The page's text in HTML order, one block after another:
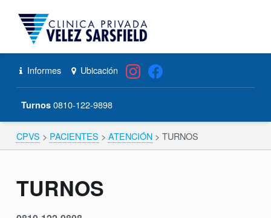
TURNOS – CPVS
Primary Menu
Header info sidebar Informes Ubicación
Turnos 0810-122-9898
Breadcrumbs navigation
CPVS > PACIENTES > ATENCIÓN> TURNOS
T
U
TURNOS